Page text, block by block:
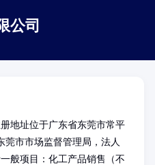
公司
地址位于广东省东莞市常平
莞市市场监督管理局，法人
般项目：化工产品销售（不